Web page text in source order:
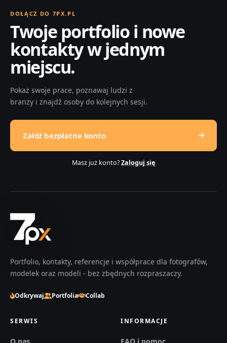
DOŁĄCZ DO 7PX.PL
Twoje portfolio i nowe
kontakty w jednym
miejscu.
Pokaż swoje prace, poznawaj ludzi z
branży i znajdź osoby do kolejnych sesji.
Załóż bezpłatne konto
Masz już konto?Zaloguj się
Portfolio, kontakty, referencje i współprace dla fotografów,
modelek oraz modeli - bez zbędnych rozpraszaczy.
Odkrywaj Portfolia Collab
SERWIS INFORMACJE